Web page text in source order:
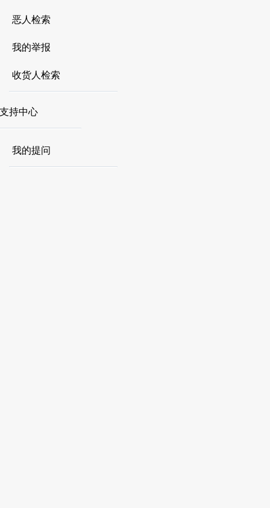
恶人检索
我的举报
收货人检索
支持中心
我的提问